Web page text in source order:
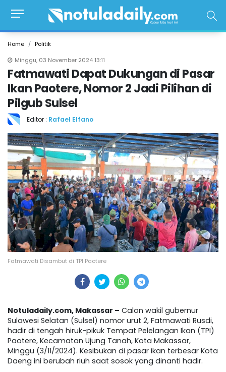
Home
Politik
Minggu, 03 November 2024 13:11
Fatmawati Dapat Dukungan di Pasar
Ikan Paotere, Nomor 2 Jadi Pilihan di
Pilgub Sulsel
Editor : Rafael Elfano
Fatmawati Disambut di TPI Paotere
Notuladaily.com, Makassar – Calon wakil gubernur
Sulawesi Selatan (Sulsel) nomor urut 2, Fatmawati Rusdi,
hadir di tengah hiruk-pikuk Tempat Pelelangan Ikan (TPI)
Paotere, Kecamatan Ujung Tanah, Kota Makassar,
Minggu (3/11/2024). Kesibukan di pasar ikan terbesar Kota
Daeng ini berubah riuh saat sosok yang dinanti hadir.